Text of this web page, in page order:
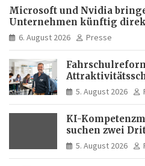
Microsoft und Nvidia
Unternehmen künftig
läuft und was weiter in der
6. August 2026 Presse
5. August 2026
KI-
suchen zwei
5. August 2026